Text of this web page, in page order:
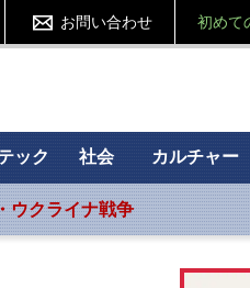
お問い合わせ 初めて
ック 社会 カルチャー
ウクライナ戦争